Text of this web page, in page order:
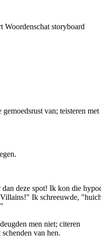
Woordenschat storyboard
van; teisteren met
deze spot! Ik kon die
Ik schreeuwde,
men niet; citeren
van hen.